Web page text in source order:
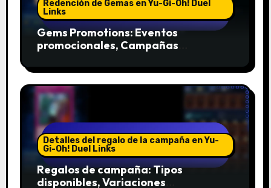
Redención de Gemas en Yu-Gi-Oh! Duel
Links
Gems Promotions: Eventos
promocionales, Campañas
Detalles del regalo de la campaña en Yu-
Gi-Oh! Duel Links
Regalos de campaña: Tipos
disponibles, Variaciones